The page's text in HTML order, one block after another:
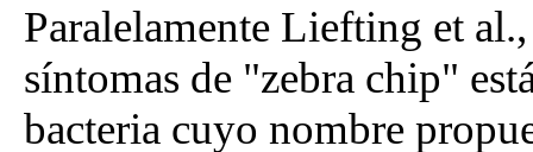
Paralelamente Liefting et
síntomas de "zebra chip"
bacteria cuyo nombre